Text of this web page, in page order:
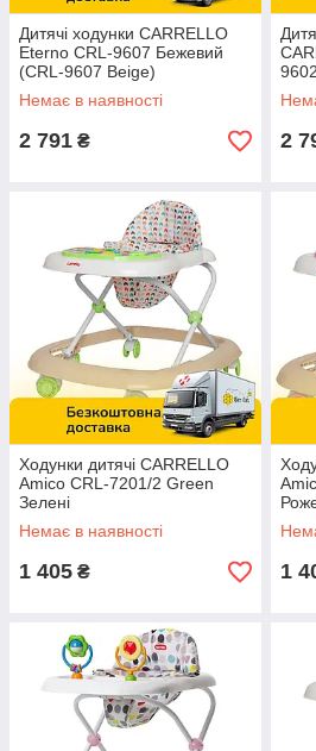
Дитячі ходунки CARRELLO
Eterno CRL-9607 Бежевий
(CRL-9607 Beige)
Немає в наявності
2 791 ₴ 2
Ходунки дитячі CARRELLO
Amico CRL-7201/2 Green
Зелені
Немає в наявності
1 405 ₴ 1